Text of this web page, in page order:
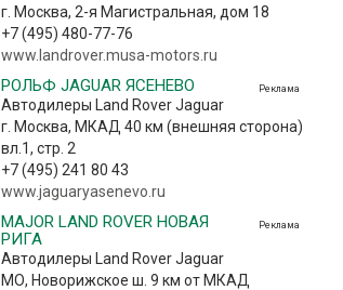
г. Москва, 2-я Магистральная, дом 18
+7 (495) 480-77-76
www.landrover.musa-motors.ru
Реклама
РОЛЬФ JAGUAR ЯСЕНЕВО
Автодилеры Land Rover Jaguar
г. Москва, МКАД 40 км (внешняя сторона)
вл.1, стр. 2
+7 (495) 241 80 43
www.jaguaryasenevo.ru
Реклама
MAJOR LAND ROVER НОВАЯ
РИГА
Автодилеры Land Rover Jaguar
МО, Новорижское ш. 9 км от МКАД